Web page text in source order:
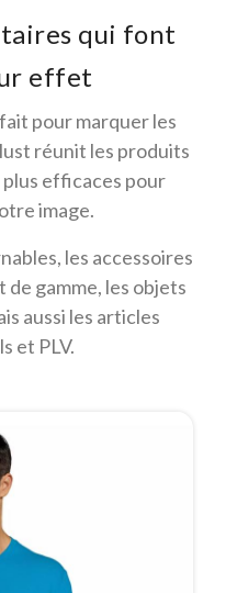
qui font
effet
pour marquer les
réunit les produits
plus efficaces pour
image.
les accessoires
de gamme, les objets
aussi les articles
et PLV.